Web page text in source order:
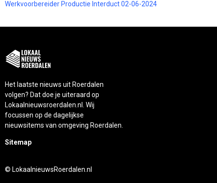
Werkvoorbereider Productie Interduct 02-06-2024
Het laatste nieuws uit Roerdalen
volgen? Dat doe je uiteraard op
Lokaalnieuwsroerdalen.nl. Wij
focussen op de dagelijkse
nieuwsitems van omgeving Roerdalen.
Sitemap
© LokaalnieuwsRoerdalen.nl